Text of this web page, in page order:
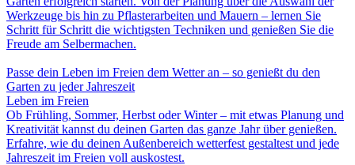
Werkzeuge bis hin zu Pflasterarbeiten und Mauern – lernen Sie
Schritt für Schritt die wichtigsten Techniken und genießen Sie die
Freude am Selbermachen.
Passe dein Leben im Freien dem Wetter an – so genießt du den
Garten zu jeder Jahreszeit
Leben im Freien
Ob Frühling, Sommer, Herbst oder Winter – mit etwas Planung und
Kreativität kannst du deinen Garten das ganze Jahr über genießen.
Erfahre, wie du deinen Außenbereich wetterfest gestaltest und jede
Jahreszeit im Freien voll auskostest.